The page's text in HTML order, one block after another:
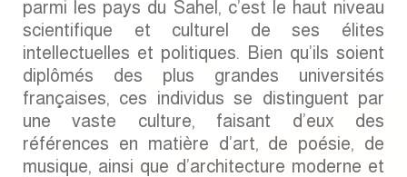
parmi les pays du Sahel, c’est le haut niveau
scientifique et culturel de ses élites
intellectuelles et politiques. Bien qu’ils soient
diplômés des plus grandes universités
françaises, ces individus se distinguent par
une vaste culture, faisant d’eux des
références en matière d’art, de poésie, de
musique, ainsi que d’architecture moderne et